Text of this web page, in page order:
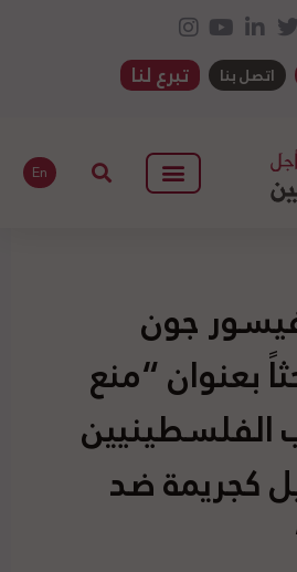
اتصل بنا تبرع لنا
En
جون
بعنوان “منع
الفلسطينيين
كجريمة ضد